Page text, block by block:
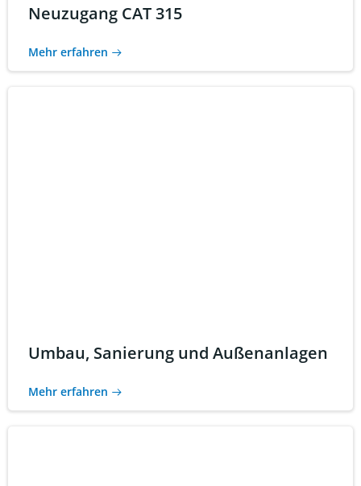
Neuzugang CAT 315
Mehr erfahren
Umbau, Sanierung und Außenanlagen
Mehr erfahren